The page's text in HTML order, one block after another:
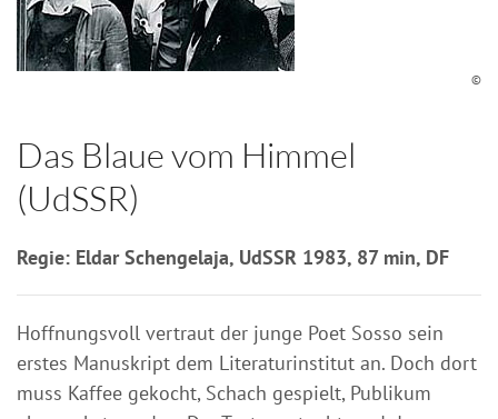
©
Das Blaue vom Himmel
(UdSSR)
Regie: Eldar Schengelaja, UdSSR 1983, 87 min, DF
Hoffnungsvoll vertraut der junge Poet Sosso sein
erstes Manuskript dem Literaturinstitut an. Doch dort
muss Kaffee gekocht, Schach gespielt, Publikum